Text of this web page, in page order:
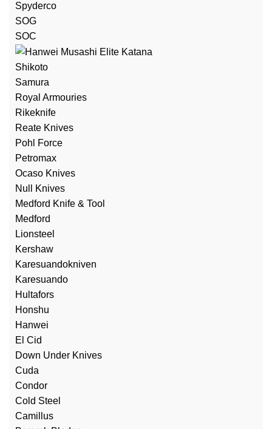
Spyderco
SOG
SOC
Shikoto
Samura
Royal Armouries
Rikeknife
Reate Knives
Pohl Force
Petromax
Ocaso Knives
Null Knives
Medford Knife & Tool
Medford
Lionsteel
Kershaw
Karesuandokniven
Karesuando
Hultafors
Honshu
Hanwei
El Cid
Down Under Knives
Cuda
Condor
Cold Steel
Camillus